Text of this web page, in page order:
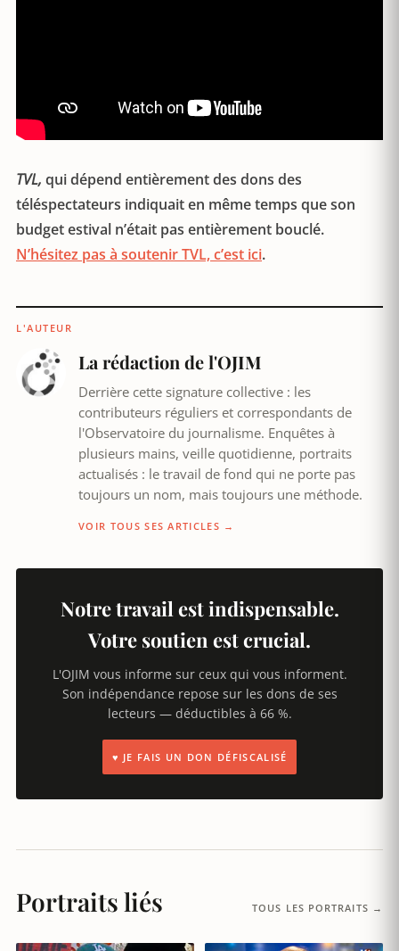
TVL, qui dépend entièrement des dons des
téléspectateurs indiquait en même temps que son
budget estival n’était pas entièrement bouclé.
N’hésitez pas à soutenir TVL, c’est ici.
L'AUTEUR
La rédaction de l'OJIM
Derrière cette signature collective : les
contributeurs réguliers et correspondants de
l'Observatoire du journalisme. Enquêtes à
plusieurs mains, veille quotidienne, portraits
actualisés : le travail de fond qui ne porte pas
toujours un nom, mais toujours une méthode.
VOIR TOUS SES ARTICLES →
Notre travail est indispensable.
Votre soutien est crucial.
L'OJIM vous informe sur ceux qui vous informent.
Son indépendance repose sur les dons de ses
lecteurs — déductibles à 66 %.
♥ JE FAIS UN DON DÉFISCALISÉ
Portraits liés TOUS LES PORTRAITS →